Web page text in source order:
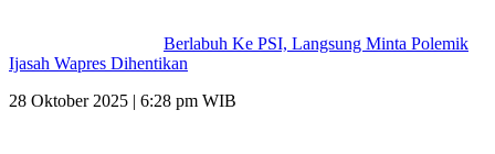
Berlabuh Ke PSI, Langsung Minta Polemik
Ijasah Wapres Dihentikan
28 Oktober 2025 | 6:28 pm WIB